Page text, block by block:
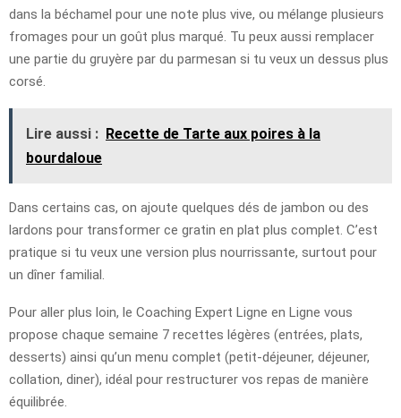
dans la béchamel pour une note plus vive, ou mélange plusieurs
fromages pour un goût plus marqué. Tu peux aussi remplacer
une partie du gruyère par du parmesan si tu veux un dessus plus
corsé.
Lire aussi : Recette de Tarte aux poires à la
bourdaloue
Dans certains cas, on ajoute quelques dés de jambon ou des
lardons pour transformer ce gratin en plat plus complet. C’est
pratique si tu veux une version plus nourrissante, surtout pour
un dîner familial.
Pour aller plus loin, le Coaching Expert Ligne en Ligne vous
propose chaque semaine 7 recettes légères (entrées, plats,
desserts) ainsi qu’un menu complet (petit-déjeuner, déjeuner,
collation, diner), idéal pour restructurer vos repas de manière
équilibrée.